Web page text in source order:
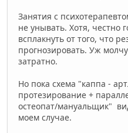
Занятия с
не унывать. Хотя, честно
всплакнуть от того, что
прогнозировать. Уж
затратно.
Но пока схема "каппа -
протезирование +
остеопат/мануальщик"
моем случае.